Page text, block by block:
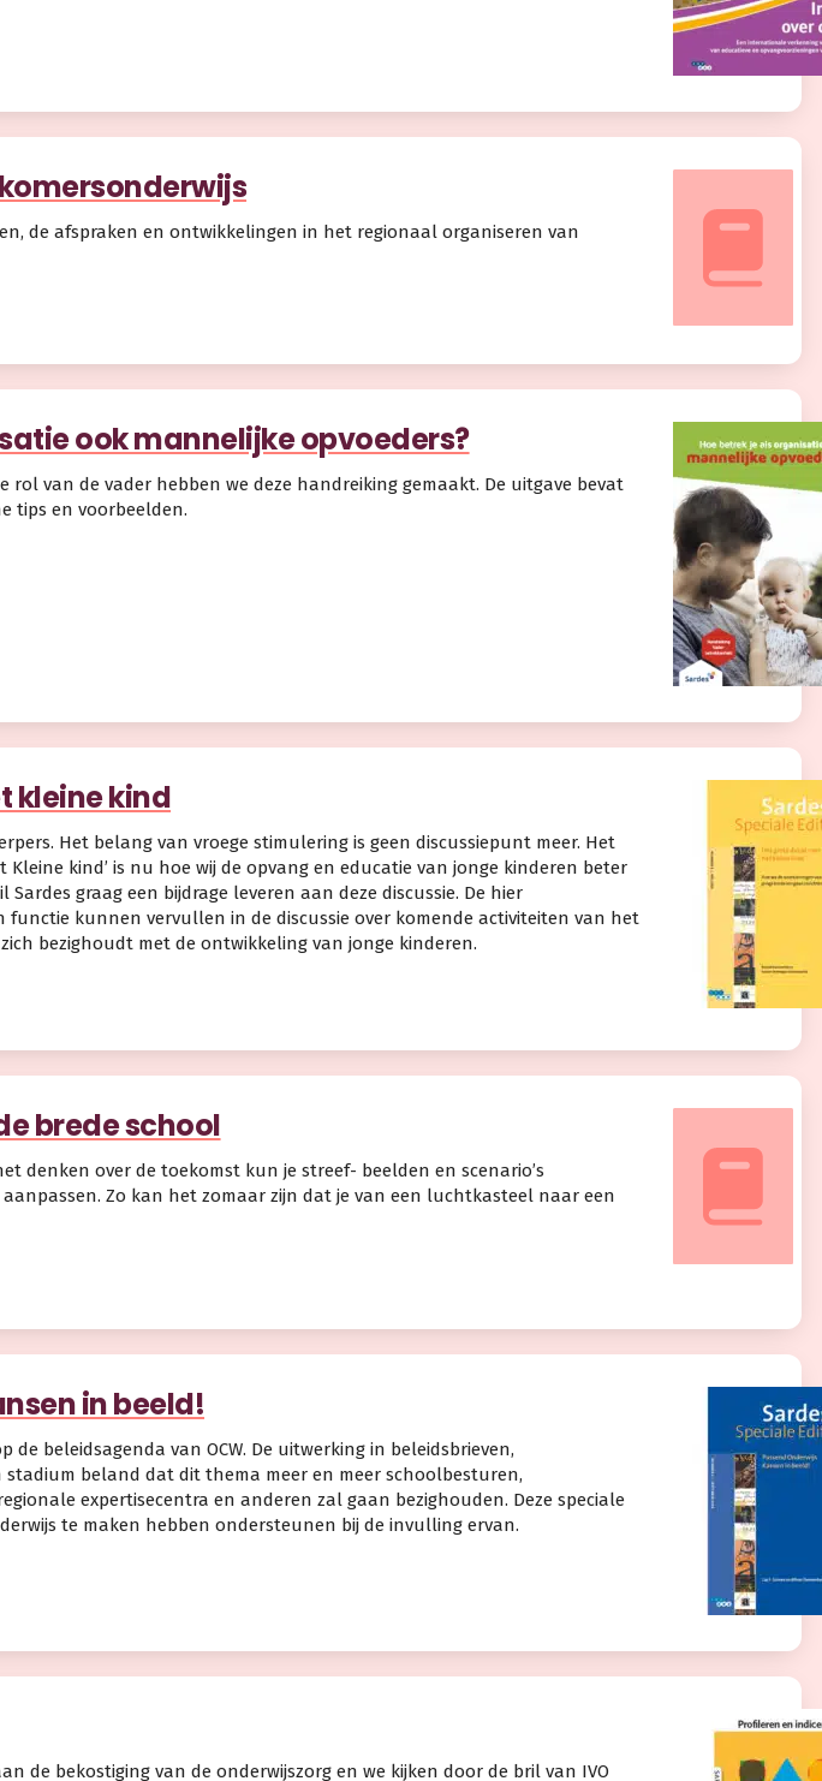
de afspraken en ontwikkelingen in het regionaal organiseren van
ook mannelijke opvoeders?
rol van de vader hebben we deze handreiking gemaakt. De uitgave bevat
tips en voorbeelden.
kleine kind
Het belang van vroege stimulering is geen discussiepunt meer. Het
kind’ is nu hoe wij de opvang en educatie van jonge kinderen beter
graag een bijdrage leveren aan deze discussie. De hier
kunnen vervullen in de discussie over komende activiteiten van het
bezighoudt met de ontwikkeling van jonge kinderen.
brede school
denken over de toekomst kun je streef- beelden en scenario’s
Zo kan het zomaar zijn dat je van een luchtkasteel naar een
in beeld!
de beleidsagenda van OCW. De uitwerking in beleidsbrieven,
beland dat dit thema meer en meer schoolbesturen,
expertisecentra en anderen zal gaan bezighouden. Deze speciale
te maken hebben ondersteunen bij de invulling ervan.
de bekostiging van de onderwijszorg en we kijken door de bril van IVO